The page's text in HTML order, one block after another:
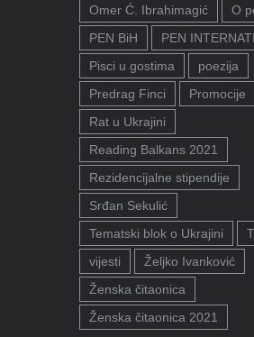
Omer Ć. Ibrahimagić
O
PEN BiH
PEN
Pisci u gostima
poezija
Predrag Finci
Promocije
Rat u Ukrajini
Reading Balkans 2021
Rezidencijalne stipendije
Srđan Sekulić
Tematski blok o Ukrajini
vijesti
Željko Ivanković
Ženska čitaonica
Ženska čitaonica 2021